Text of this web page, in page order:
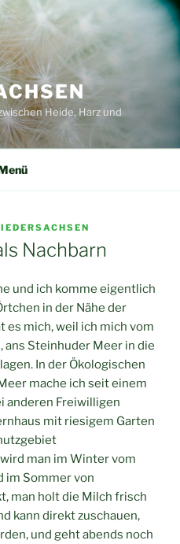
Heide, Harz und
Nachbarn
und ich komme eigentlich
in der Nähe der
es mich, weil ich mich vom
Steinhuder Meer in die
In der Ökologischen
mache ich seit einem
anderen Freiwilligen
mit riesigem Garten
man im Winter vom
im Sommer von
man holt die Milch frisch
kann direkt zuschauen,
und geht abends noch